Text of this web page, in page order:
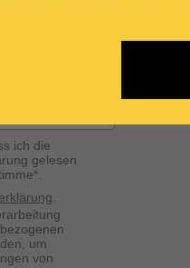
und
bleiben?
Newsletter an
Geschenk!
ich die
gelesen
um
von
Die